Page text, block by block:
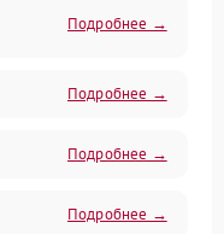
Подробнее →
Подробнее →
Подробнее →
Подробнее →